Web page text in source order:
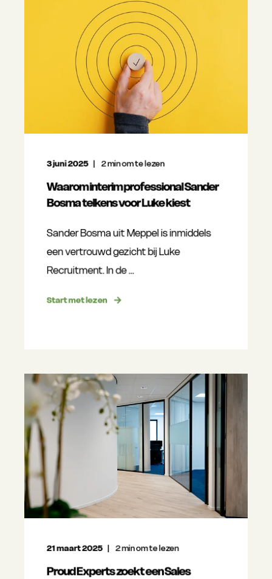
3 juni 2025 2min om te lezen
Waarom interim professional Sander
Bosma telkens voor Luke kiest
Sander Bosma uit Meppel is inmiddels
een vertrouwd gezicht bij Luke
Recruitment. In de ...
Start met lezen
21 maart 2025 2min om te lezen
Proud Experts zoekt een Sales